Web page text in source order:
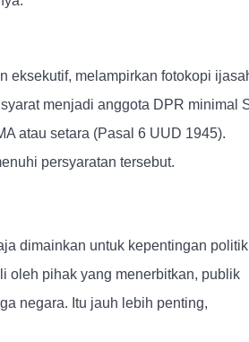
eksekutif, melampirkan fotokopi
menjadi anggota DPR minimal
atau setara (Pasal 6 UUD 1945).
persyaratan tersebut.
dimainkan untuk kepentingan politik
oleh pihak yang menerbitkan, publik
negara. Itu jauh lebih penting,